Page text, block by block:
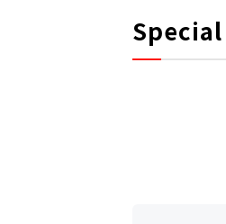
Special